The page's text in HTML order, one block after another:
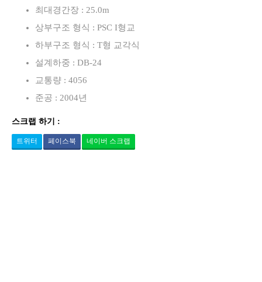
최대경간장 : 25.0m
상부구조 형식 : PSC I형교
하부구조 형식 : T형 교각식
설계하중 : DB-24
교통량 : 4056
준공 : 2004년
스크랩 하기 :
트위터 페이스북 네이버 스크랩